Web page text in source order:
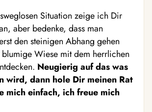
Situation zeige ich Dir
aber bedenke, dass man
den steinigen Abhang gehen
Wiese mit dem herrlichen
Neugierig auf das was
wird, dann hole Dir meinen Rat
mich einfach, ich freue mich